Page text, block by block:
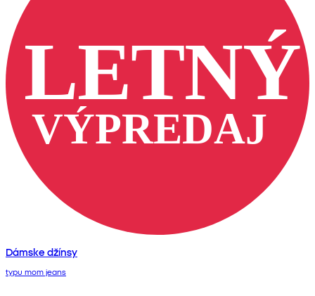
Dámske džínsy
typu mom jeans